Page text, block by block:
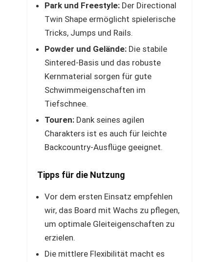
Park und Freestyle: Der Directional
Twin Shape ermöglicht spielerische
Tricks, Jumps und Rails.
Powder und Gelände: Die stabile
Sintered-Basis und das robuste
Kernmaterial sorgen für gute
Schwimmeigenschaften im
Tiefschnee.
Touren: Dank seines agilen
Charakters ist es auch für leichte
Backcountry-Ausflüge geeignet.
Tipps für die Nutzung
Vor dem ersten Einsatz empfehlen
wir, das Board mit Wachs zu pflegen,
um optimale Gleiteigenschaften zu
erzielen.
Die mittlere Flexibilität macht es